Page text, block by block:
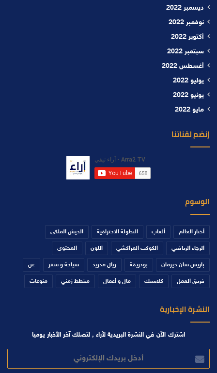
ديسمبر 2022
نوفمبر 2022
أكتوبر 2022
سبتمبر 2022
أغسطس 2022
يوليو 2022
يونيو 2022
مايو 2022
إنضم لقناتنا
الوسوم
أخبار العالم ألعاب البطولة الاحترافية الجيش الملكي
الرجاء الرياضي الكوكب المراكشي اللون المحتوى
باريس سان جيرمان بودريقة ريال مدريد سياحة و سفر عن
فريق العمل كلاسيك مال و أعمال مخطط زمني منوعات
النشرة الإخبارية
اشترك الآن في النشرة البريدية لآراء , لتصلك آخر الأخبار يوميا
بريدك
الإلكتروني